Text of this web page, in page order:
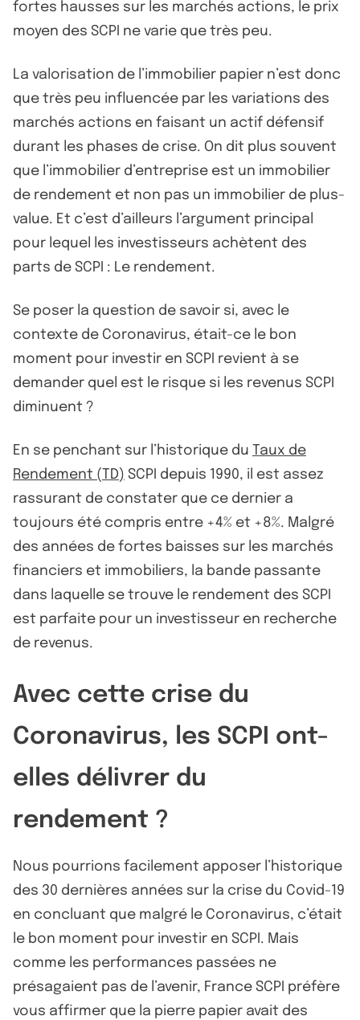
fortes hausses sur les marchés actions, le prix
moyen des SCPI ne varie que très peu.
La valorisation de l’immobilier papier n’est donc
que très peu influencée par les variations des
marchés actions en faisant un actif défensif
durant les phases de crise. On dit plus souvent
que l’immobilier d’entreprise est un immobilier
de rendement et non pas un immobilier de plus-
value. Et c’est d’ailleurs l’argument principal
pour lequel les investisseurs achètent des
parts de SCPI : Le rendement.
Se poser la question de savoir si, avec le
contexte de Coronavirus, était-ce le bon
moment pour investir en SCPI revient à se
demander quel est le risque si les revenus SCPI
diminuent ?
En se penchant sur l’historique du
Taux de
Rendement (TD) SCPI depuis 1990, il est assez
rassurant de constater que ce dernier a
toujours été compris entre +4% et +8%. Malgré
des années de fortes baisses sur les marchés
financiers et immobiliers, la bande passante
dans laquelle se trouve le rendement des SCPI
est parfaite pour un investisseur en recherche
de revenus.
Avec cette crise du
Coronavirus, les SCPI ont-
elles délivrer du
rendement ?
Nous pourrions facilement apposer l’historique
des 30 dernières années sur la crise du Covid-19
en concluant que malgré le Coronavirus, c’était
le bon moment pour investir en SCPI. Mais
comme les performances passées ne
présagaient pas de l’avenir, France SCPI préfère
vous affirmer que la pierre papier avait des